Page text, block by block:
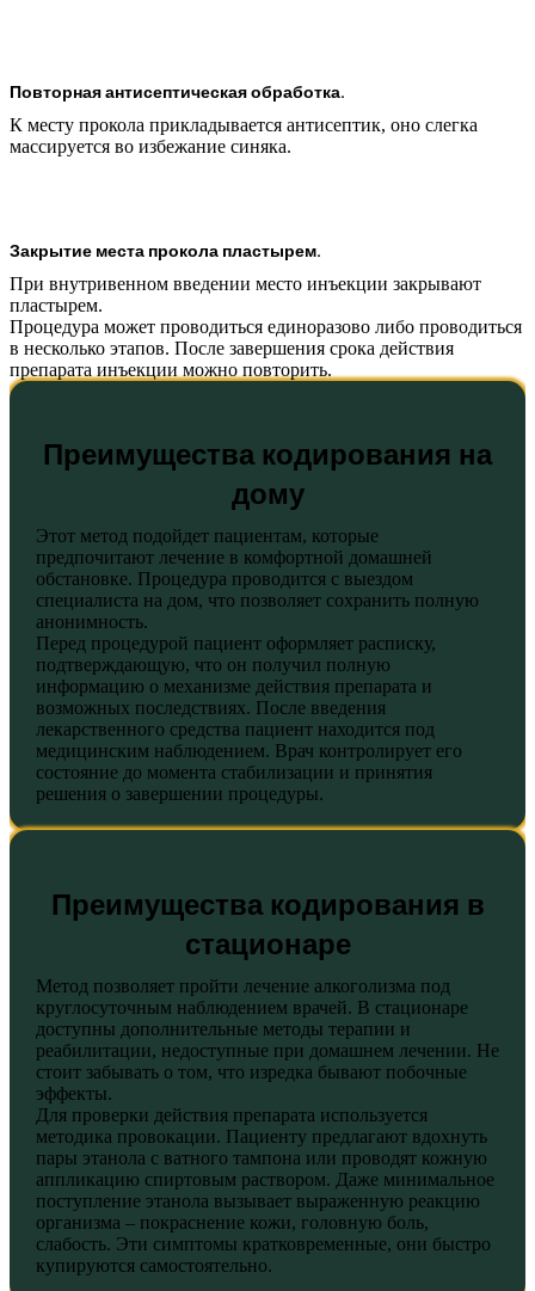
Повторная антисептическая обработка.
К месту прокола прикладывается антисептик, оно слегка
массируется во избежание синяка.
Закрытие места прокола пластырем.
При внутривенном введении место инъекции закрывают
пластырем.
Процедура может проводиться единоразово либо проводиться
в несколько этапов. После завершения срока действия
препарата инъекции можно повторить.
Преимущества кодирования на
дому
Этот метод подойдет пациентам, которые
предпочитают лечение в комфортной домашней
обстановке. Процедура проводится с выездом
специалиста на дом, что позволяет сохранить полную
анонимность.
Перед процедурой пациент оформляет расписку,
подтверждающую, что он получил полную
информацию о механизме действия препарата и
возможных последствиях. После введения
лекарственного средства пациент находится под
медицинским наблюдением. Врач контролирует его
состояние до момента стабилизации и принятия
решения о завершении процедуры.
Преимущества кодирования в
стационаре
Метод позволяет пройти лечение алкоголизма под
круглосуточным наблюдением врачей. В стационаре
доступны дополнительные методы терапии и
реабилитации, недоступные при домашнем лечении. Не
стоит забывать о том, что изредка бывают побочные
эффекты.
Для проверки действия препарата используется
методика провокации. Пациенту предлагают вдохнуть
пары этанола с ватного тампона или проводят кожную
аппликацию спиртовым раствором. Даже минимальное
поступление этанола вызывает выраженную реакцию
организма – покраснение кожи, головную боль,
слабость. Эти симптомы кратковременные, они быстро
купируются самостоятельно.